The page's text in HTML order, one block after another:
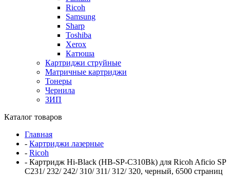
Ricoh
Samsung
Sharp
Toshiba
Xerox
Катюша
Картриджи струйные
Матричные картриджи
Тонеры
Чернила
ЗИП
Каталог товаров
Главная
- Картриджи лазерные
- Ricoh
- Картридж Hi-Black (HB-SP-C310Bk) для Ricoh Aficio SP
C231/ 232/ 242/ 310/ 311/ 312/ 320, черный, 6500 страниц